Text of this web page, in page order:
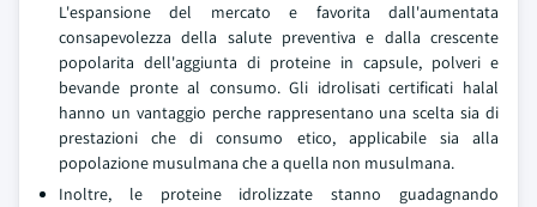
L'espansione del mercato e favorita dall'aumentata
consapevolezza della salute preventiva e dalla crescente
popolarita dell'aggiunta di proteine in capsule, polveri e
bevande pronte al consumo. Gli idrolisati certificati halal
hanno un vantaggio perche rappresentano una scelta sia di
prestazioni che di consumo etico, applicabile sia alla
popolazione musulmana che a quella non musulmana.
Inoltre, le proteine idrolizzate stanno guadagnando